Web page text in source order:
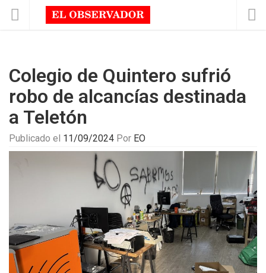
Colegio de Quintero sufrió
robo de alcancías destinada
a Teletón
Publicado el 11/09/2024 Por EO